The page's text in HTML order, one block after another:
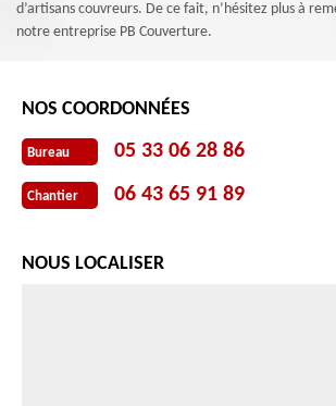
d’artisans couvreurs. De ce fait, n’hésitez plus à
notre entreprise PB Couverture.
NOS COORDONNÉES
Bureau 05 33 06 28 86
Chantier 06 43 65 91 89
NOUS LOCALISER